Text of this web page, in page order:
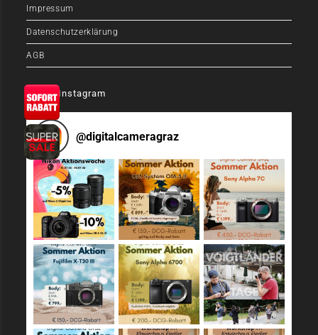
Impressum
Datenschutzerklärung
AGB
Auf Instagram
@digitalcameragraz